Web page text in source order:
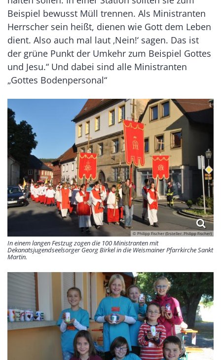
Beispiel bewusst Müll trennen. Als Ministranten
Herrscher sein heißt, dienen wie Gott dem Leben
dient. Also auch mal laut ‚Nein!‘ sagen. Das ist
der grüne Punkt der Umkehr zum Beispiel Gottes
und Jesu.“ Und dabei sind alle Ministranten
„Gottes Bodenpersonal“
© Philipp Fischer (Ersteller: Philipp Fischer)
In einem langen Festzug zogen die 100 Ministranten mit
Dekanatsjugendseelsorger Georg Birkel in die Weismainer Pfarrkirche Sankt
Martin.